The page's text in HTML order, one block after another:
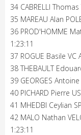
34 CABRELLI
35 MAREAU Alan
36 PROD'HOMME
1:23:11
37 ROGUE Basile VC
38 THEBAULT
39 GEORGES
40 PICHARD Pierre
41 MHEDBI Ceylian
42 MALO Nathan
1:23:11